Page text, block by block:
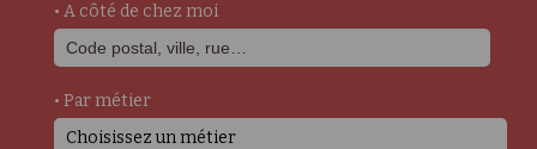
• A côté de chez moi
• Par métier
Choisissez un métier